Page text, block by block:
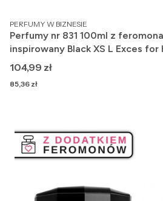
PRODUCENT
PERFUMY W BIZNESIE
Perfumy nr 831 100ml z
inspirowany Black XS L Exces for
Cena
104,99 zł
Cena
85,36 zł